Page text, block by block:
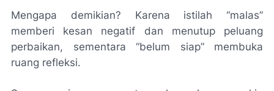
Mengapa demikian? Karena istilah “malas”
memberi kesan negatif dan menutup peluang
perbaikan, sementara “belum siap” membuka
ruang refleksi.